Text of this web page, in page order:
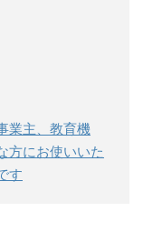
業主、教育機
方にお使いいた
す